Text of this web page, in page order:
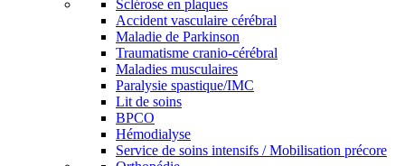
Sclérose en plaques
Accident vasculaire cérébral
Maladie de Parkinson
Traumatisme cranio-cérébral
Maladies musculaires
Paralysie spastique/IMC
Lit de soins
BPCO
Hémodialyse
Service de soins intensifs / Mobilisation précore